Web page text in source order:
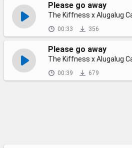
Please go away
The Kiffness x Alugalug
00:33 356
Please go away
The Kiffness x Alugalug
00:39 679